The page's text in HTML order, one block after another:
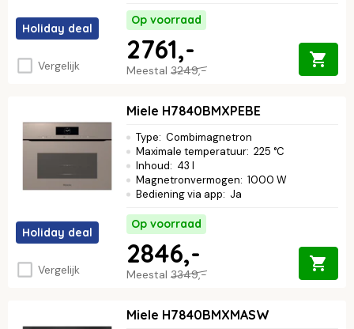
Holiday deal
Vergelijk
Op voorraad
Meestal 3249,-
2761,-
Holiday deal
Vergelijk
Miele H7840BMXPEBE
Type: Combimagnetron
Maximale temperatuur: 225 °C
Inhoud: 43 l
Magnetronvermogen: 1000 W
Bediening via app: Ja
Op voorraad
Meestal 3349,-
2846,-
Miele H7840BMXMASW